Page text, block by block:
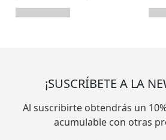
¡SUSCRÍBETE A LA
Al suscribirte obtendrás un
acumulable con otras